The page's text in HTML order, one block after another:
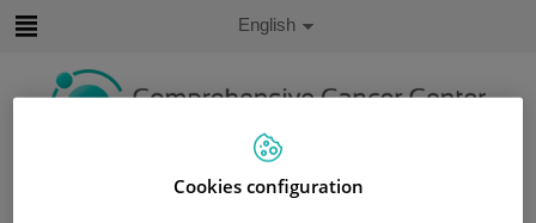
content
Active
English
Cookies configuration